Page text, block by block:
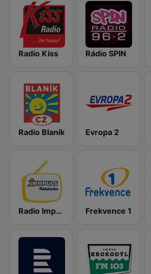
Radio Kiss Rádio SPIN
Radio Blaník Evropa 2
Radio Impuls Frekvence 1